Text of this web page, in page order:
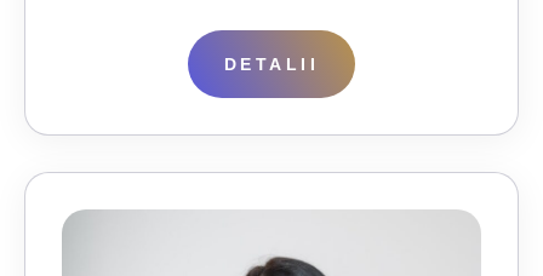
DETALII